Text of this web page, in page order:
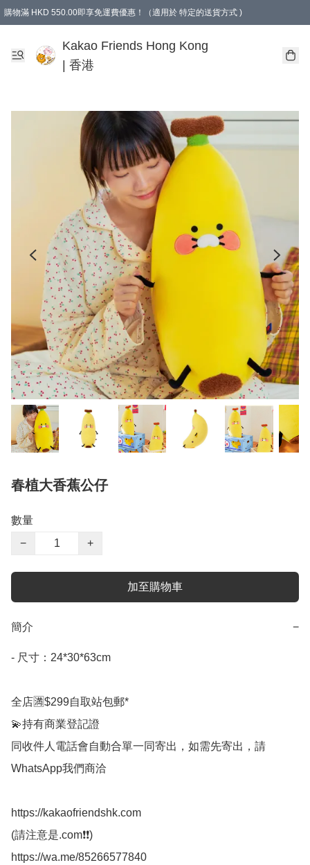
購物滿 HKD 550.00即享免運費優惠！（適用於 特定的送貨方式 )
Kakao Friends Hong Kong
| 香港
春植大香蕉公仔
數量
−
+
加至購物車
簡介 −
- 尺寸：24*30*63cm
全店🈵$299自取站包郵*
💫持有商業登記證
同收件人電話會自動合單一同寄出，如需先寄出，請
WhatsApp我們商洽
https://kakaofriendshk.com
(請注意是.com❗❗)
https://wa.me/85266577840